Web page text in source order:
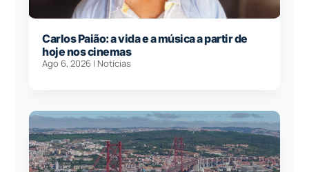
Carlos Paião: a vida e a música a partir de
hoje nos cinemas
Ago 6, 2026 | Notícias